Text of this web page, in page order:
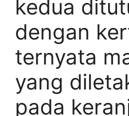
kedua
dengan
ternyata
yang
pada